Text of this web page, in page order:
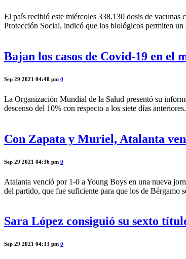
El país recibió este miércoles 338.130 dosis de
Protección Social, indicó que los biológicos permiten un
Bajan los casos de Covid-19 en el
Sep 29 2021 04:40 pm 0
La Organización Mundial de la Salud presentó su
descenso del 10% con respecto a los siete días
Con Zapata y Muriel, Atalanta
Sep 29 2021 04:36 pm 0
Atalanta venció por 1-0 a Young Boys en una nueva
del partido, que fue suficiente para que los de Bérgamo
Sara López consiguió su sexto
Sep 29 2021 04:33 pm 0